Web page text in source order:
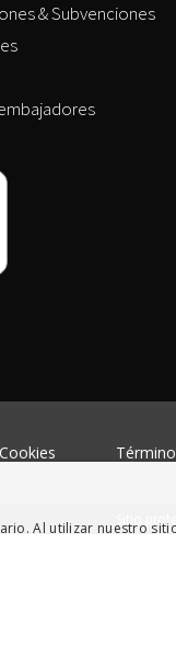
& Subvenciones
Sitio
Al utilizar nuestro